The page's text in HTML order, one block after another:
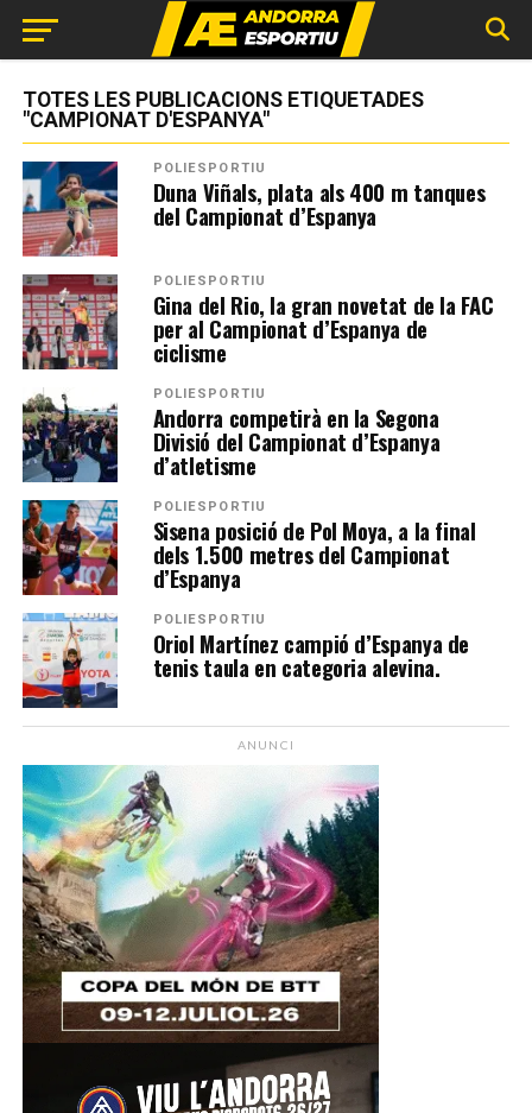
TOTES LES PUBLICACIONS ETIQUETADES
"CAMPIONAT D'ESPANYA"
POLIESPORTIU
Duna Viñals, plata als 400 m tanques
del Campionat d’Espanya
POLIESPORTIU
Gina del Rio, la gran novetat de la FAC
per al Campionat d’Espanya de
ciclisme
POLIESPORTIU
Andorra competirà en la Segona
Divisió del Campionat d’Espanya
d’atletisme
POLIESPORTIU
Sisena posició de Pol Moya, a la final
dels 1.500 metres del Campionat
d’Espanya
POLIESPORTIU
Oriol Martínez campió d’Espanya de
tenis taula en categoria alevina.
ANUNCI